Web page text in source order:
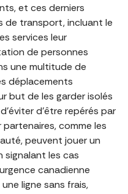
et ces derniers
de transport, incluant le
services leur
de personnes
une multitude de
déplacements
but de les garder isolés
d’être repérés par
partenaires, comme les
peuvent jouer un
les cas
canadienne
ligne sans frais,